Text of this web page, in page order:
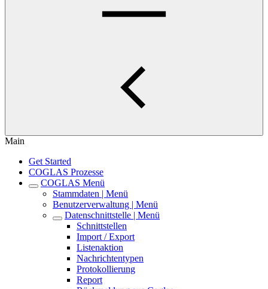
Main
Get Started
COGLAS Prozesse
COGLAS Menü
Stammdaten | Menü
Benutzerverwaltung | Menü
Datenschnittstelle | Menü
Schnittstellen
Import / Export
Listenaktion
Nachrichtentypen
Protokollierung
Report